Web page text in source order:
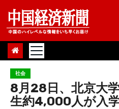
Skip
content
社会
8月28日、北京大
生約4,000人が入